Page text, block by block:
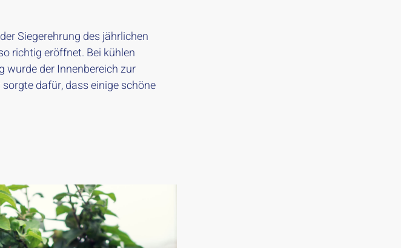
Siegerehrung des jährlichen
richtig eröffnet. Bei kühlen
wurde der Innenbereich zur
dafür, dass einige schöne